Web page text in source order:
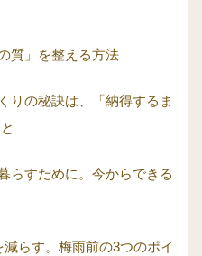
質」を整える方法
りの秘訣は、「納得するま
らすために。今からできる
らす。梅雨前の3つのポイ